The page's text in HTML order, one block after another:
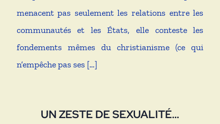
menacent pas seulement les relations entre les
communautés et les États, elle conteste les
fondements mêmes du christianisme (ce qui
n’empêche pas ses […]
UN ZESTE DE SEXUALITÉ…